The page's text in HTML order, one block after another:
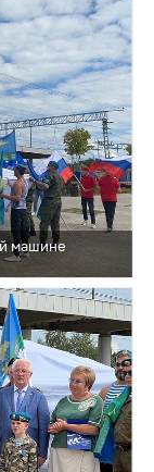
машине